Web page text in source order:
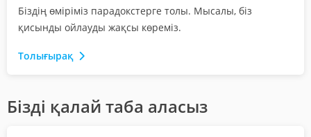
Біздің өміріміз парадокстерге толы. Мысалы, біз
қисынды ойлауды жақсы көреміз.
Толығырақ
Бізді қалай таба аласыз